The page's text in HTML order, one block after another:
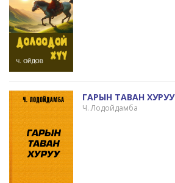
ГАРЫН ТАВАН ХУРУУ
Ч. Лодойдамба